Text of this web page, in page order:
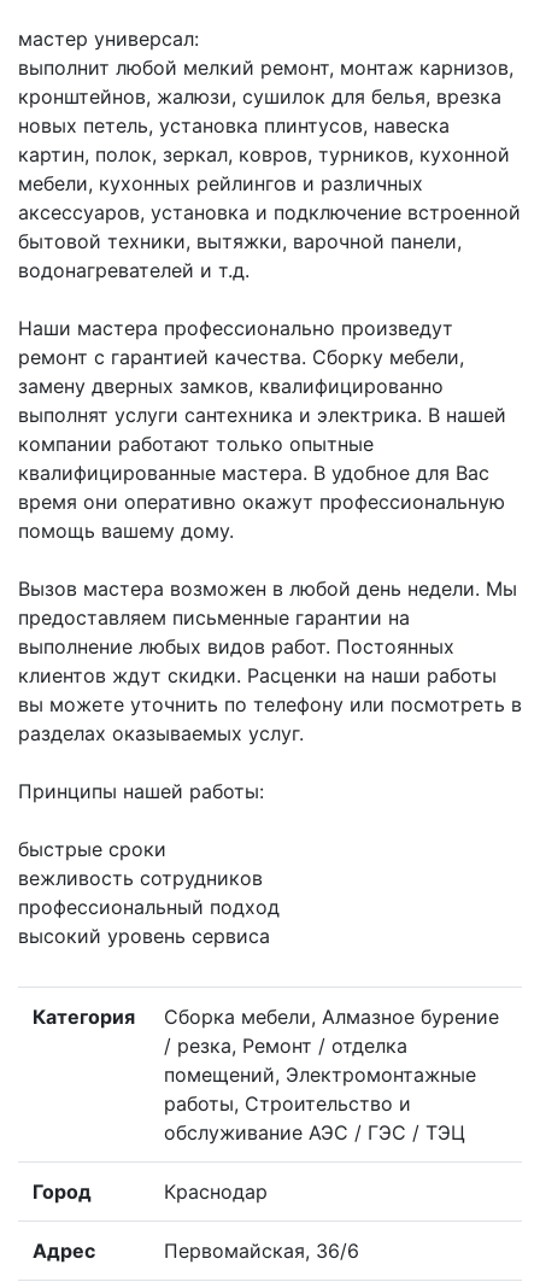
мастер универсал:
выполнит любой мелкий ремонт, монтаж карнизов,
кронштейнов, жалюзи, сушилок для белья, врезка
новых петель, установка плинтусов, навеска
картин, полок, зеркал, ковров, турников, кухонной
мебели, кухонных рейлингов и различных
аксессуаров, установка и подключение встроенной
бытовой техники, вытяжки, варочной панели,
водонагревателей и т.д.
Наши мастера профессионально произведут
ремонт с гарантией качества. Сборку мебели,
замену дверных замков, квалифицированно
выполнят услуги сантехника и электрика. В нашей
компании работают только опытные
квалифицированные мастера. В удобное для Вас
время они оперативно окажут профессиональную
помощь вашему дому.
Вызов мастера возможен в любой день недели. Мы
предоставляем письменные гарантии на
выполнение любых видов работ. Постоянных
клиентов ждут скидки. Расценки на наши работы
вы можете уточнить по телефону или посмотреть в
разделах оказываемых услуг.
Принципы нашей работы:
быстрые сроки
вежливость сотрудников
профессиональный подход
высокий уровень сервиса
Категория
Сборка мебели, Алмазное бурение
/ резка, Ремонт / отделка
помещений, Электромонтажные
работы, Строительство и
обслуживание АЭС / ГЭС / ТЭЦ
Город Краснодар
Адрес Первомайская, 36/6